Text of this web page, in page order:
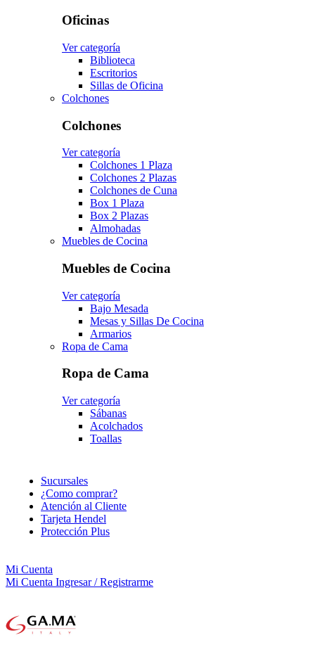
Oficinas
Ver categoría
Biblioteca
Escritorios
Sillas de Oficina
Colchones
Colchones
Ver categoría
Colchones 1 Plaza
Colchones 2 Plazas
Colchones de Cuna
Box 1 Plaza
Box 2 Plazas
Almohadas
Muebles de Cocina
Muebles de Cocina
Ver categoría
Bajo Mesada
Mesas y Sillas De Cocina
Armarios
Ropa de Cama
Ropa de Cama
Ver categoría
Sábanas
Acolchados
Toallas
Sucursales
¿Como comprar?
Atención al Cliente
Tarjeta Hendel
Protección Plus
Mi Cuenta
Mi Cuenta Ingresar / Registrarme